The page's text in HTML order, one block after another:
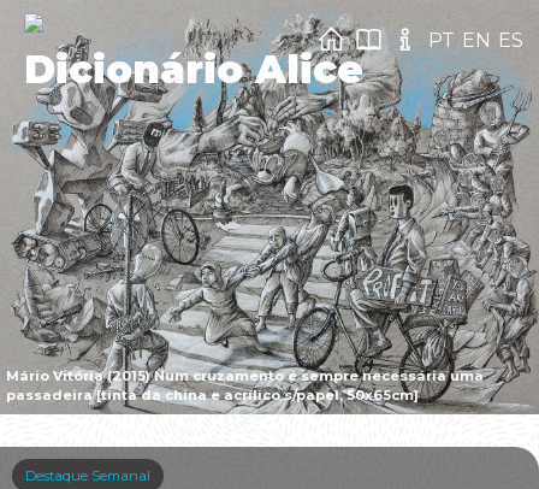
Mário Vitória (2015) Num cruzamento é sempre necessária uma
passadeira [tinta da china e acrílico s/papel, 50x65cm]
Dicionário Alice
PT EN ES
Destaque Semanal